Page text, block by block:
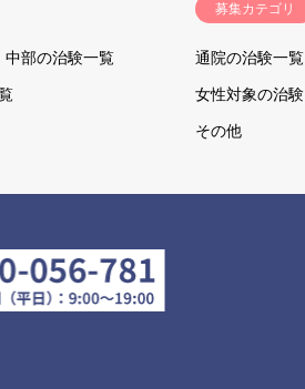
中部の治験一覧
募集カテゴリ
通院の治験一覧
女性対象の治験
その他